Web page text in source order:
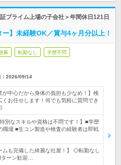
プライム上場の子会社＞年間休日121日
ー】未経験OK／賞与4ヶ月分以上！
募 転勤なし 学歴不問
2026/09/14
が中心だから身体の負担も少なめ！】検
お任せします！何でも気軽に質問でき
別なスキルや資格は不問です！】■学歴
職場 ■生コン製造や検査の経験者は即戦
ムも完備した綺麗な社屋！】 ◎転勤なし
ーン歓迎…